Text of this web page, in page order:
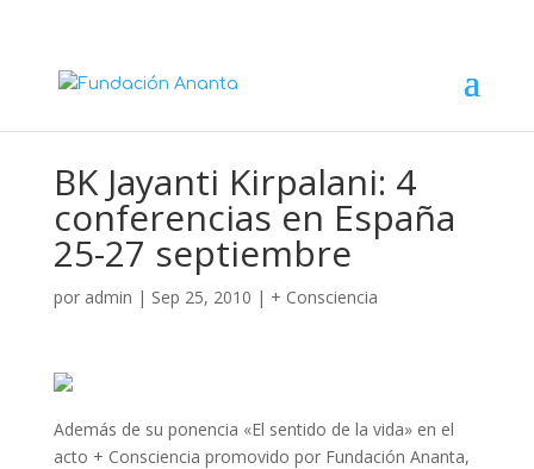
BK Jayanti Kirpalani: 4
conferencias en España
25-27 septiembre
por admin | Sep 25, 2010 | + Consciencia
Además de su ponencia «El sentido de la vida» en el
acto + Consciencia promovido por Fundación Ananta,